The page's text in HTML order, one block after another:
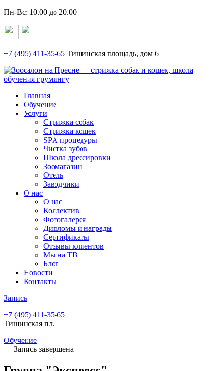
Пн-Вс: 10.00 до 20.00
+7 (495) 411-35-65 Тишинская площадь, дом 6
Главная
Обучение
Услуги
Стрижка собак
Стрижка кошек
SPА процедуры
Чистка зубов
Школа дрессировки
Зоомагазин
Отель
Заводчики
О нас
О нас
Коллектив
Фотогалерея
Дипломы и награды
Сертификаты
Отзывы клиентов
Мы на ТВ
Блог
Новости
Контакты
Запись
+7 (495) 411-35-65
Тишинская пл.
Обучение
— Запись завершена —